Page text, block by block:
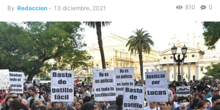
By Redaccion - 13 diciembre, 2021 0
810